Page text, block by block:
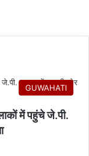
GUWAHATI
में पहुंचे जे.पी.